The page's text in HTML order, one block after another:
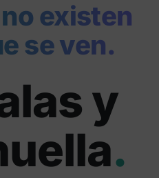
existen
se ven.
y
.